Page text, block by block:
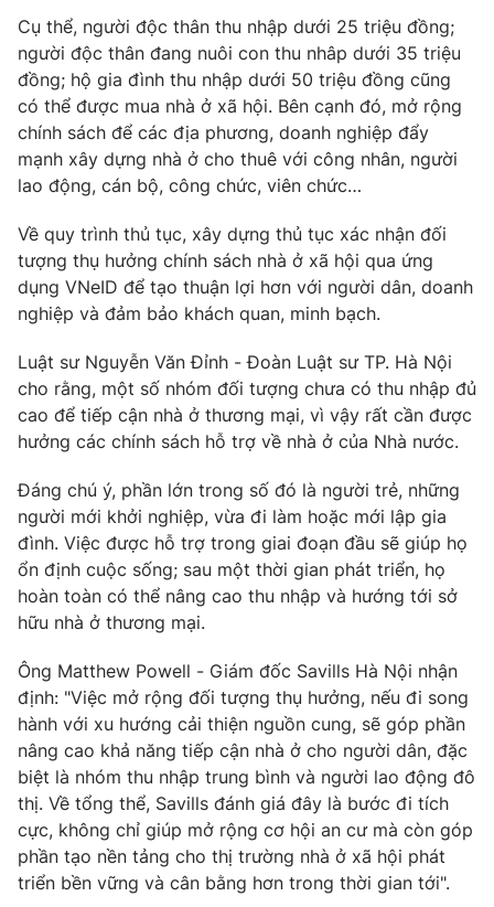
Nhân vật
Khán giả
Giải sao mai
Âm nhạc
Sao
Du lịch
Làm đẹp
Chất lượng cuộc sống
Giáo dục
Tuyển sinh
Học trực tuyến
Công nghệ
Hitech Công nghệ tương lai
Sản phẩm
Thị trường
Tư vấn
Giao lưu trực tuyến
Lịch phát sóng
Emagazine Podcast
Photo Infographic
Video Shorts video
VTV Money VTV Thể thao
Thị trường 24h Tấm lòng Việt
VTV4 Vươn mình bằng AI
VTV9 VTV8
Liên hệ tòa soạn English
Cụ thể, người độc thân thu nhập dưới 25 triệu đồng;
người độc thân đang nuôi con thu nhâp dưới 35 triệu
đồng; hộ gia đình thu nhập dưới 50 triệu đồng cũng
có thể được mua nhà ở xã hội. Bên cạnh đó, mở rộng
chính sách để các địa phương, doanh nghiệp đẩy
mạnh xây dựng nhà ở cho thuê với công nhân, người
lao động, cán bộ, công chức, viên chức…
Về quy trình thủ tục, xây dựng thủ tục xác nhận đối
tượng thụ hưởng chính sách nhà ở xã hội qua ứng
dụng VNeID để tạo thuận lợi hơn với người dân, doanh
nghiệp và đảm bảo khách quan, minh bạch.
Luật sư Nguyễn Văn Đỉnh - Đoàn Luật sư TP. Hà Nội
cho rằng, một số nhóm đối tượng chưa có thu nhập đủ
cao để tiếp cận nhà ở thương mại, vì vậy rất cần được
hưởng các chính sách hỗ trợ về nhà ở của Nhà nước.
Đáng chú ý, phần lớn trong số đó là người trẻ, những
người mới khởi nghiệp, vừa đi làm hoặc mới lập gia
đình. Việc được hỗ trợ trong giai đoạn đầu sẽ giúp họ
ổn định cuộc sống; sau một thời gian phát triển, họ
hoàn toàn có thể nâng cao thu nhập và hướng tới sở
hữu nhà ở thương mại.
Ông Matthew Powell - Giám đốc Savills Hà Nội nhận
định: "Việc mở rộng đối tượng thụ hưởng, nếu đi song
hành với xu hướng cải thiện nguồn cung, sẽ góp phần
nâng cao khả năng tiếp cận nhà ở cho người dân, đặc
biệt là nhóm thu nhập trung bình và người lao động đô
thị. Về tổng thể, Savills đánh giá đây là bước đi tích
cực, không chỉ giúp mở rộng cơ hội an cư mà còn góp
phần tạo nền tảng cho thị trường nhà ở xã hội phát
triển bền vững và cân bằng hơn trong thời gian tới".